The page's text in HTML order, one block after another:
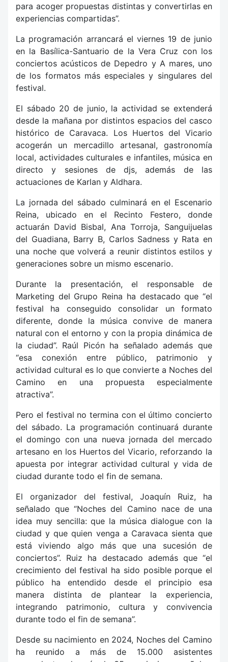
para acoger propuestas distintas y convertirlas en
experiencias compartidas”.
La programación arrancará el viernes 19 de junio
en la Basílica-Santuario de la Vera Cruz con los
conciertos acústicos de Depedro y A mares, uno
de los formatos más especiales y singulares del
festival.
El sábado 20 de junio, la actividad se extenderá
desde la mañana por distintos espacios del casco
histórico de Caravaca. Los Huertos del Vicario
acogerán un mercadillo artesanal, gastronomía
local, actividades culturales e infantiles, música en
directo y sesiones de djs, además de las
actuaciones de Karlan y Aldhara.
La jornada del sábado culminará en el Escenario
Reina, ubicado en el Recinto Festero, donde
actuarán David Bisbal, Ana Torroja, Sanguijuelas
del Guadiana, Barry B, Carlos Sadness y Rata en
una noche que volverá a reunir distintos estilos y
generaciones sobre un mismo escenario.
Durante la presentación, el responsable de
Marketing del Grupo Reina ha destacado que “el
festival ha conseguido consolidar un formato
diferente, donde la música convive de manera
natural con el entorno y con la propia dinámica de
la ciudad”. Raúl Picón ha señalado además que
“esa conexión entre público, patrimonio y
actividad cultural es lo que convierte a Noches del
Camino en una propuesta especialmente
atractiva”.
Pero el festival no termina con el último concierto
del sábado. La programación continuará durante
el domingo con una nueva jornada del mercado
artesano en los Huertos del Vicario, reforzando la
apuesta por integrar actividad cultural y vida de
ciudad durante todo el fin de semana.
El organizador del festival, Joaquín Ruiz, ha
señalado que “Noches del Camino nace de una
idea muy sencilla: que la música dialogue con la
ciudad y que quien venga a Caravaca sienta que
está viviendo algo más que una sucesión de
conciertos”. Ruiz ha destacado además que “el
crecimiento del festival ha sido posible porque el
público ha entendido desde el principio esa
manera distinta de plantear la experiencia,
integrando patrimonio, cultura y convivencia
durante todo el fin de semana”.
Desde su nacimiento en 2024, Noches del Camino
ha reunido a más de 15.000 asistentes